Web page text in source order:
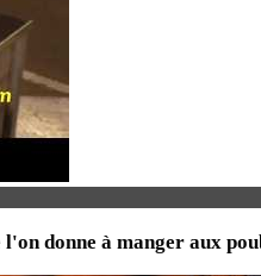
donne à manger aux